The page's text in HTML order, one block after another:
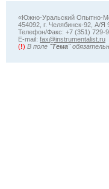
«Южно-Уральский Опытно-
454092, г. Челябинск-92, А/Я
Телефон/Факс: +7 (351) 729-
Е-mail: fax@instrumentalist.ru
(!) В поле "Тема"